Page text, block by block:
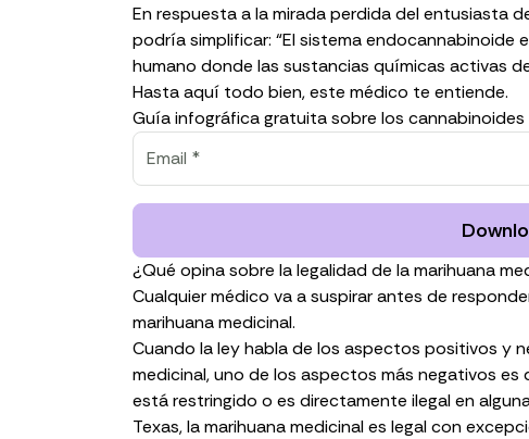
En respuesta a la mirada perdida del entusiasta
podría simplificar: “El sistema endocannabinoide
humano donde las sustancias químicas activas
Hasta aquí todo bien, este médico te entiende.
Guía infográfica gratuita sobre los cannabinoides
¿Qué opina sobre la legalidad de la marihuana
Cualquier médico va a suspirar antes de
marihuana medicinal.
Cuando la ley habla de los aspectos positivos y
medicinal, uno de los aspectos más negativos
está restringido o es directamente ilegal en
Texas, la marihuana medicinal es legal con